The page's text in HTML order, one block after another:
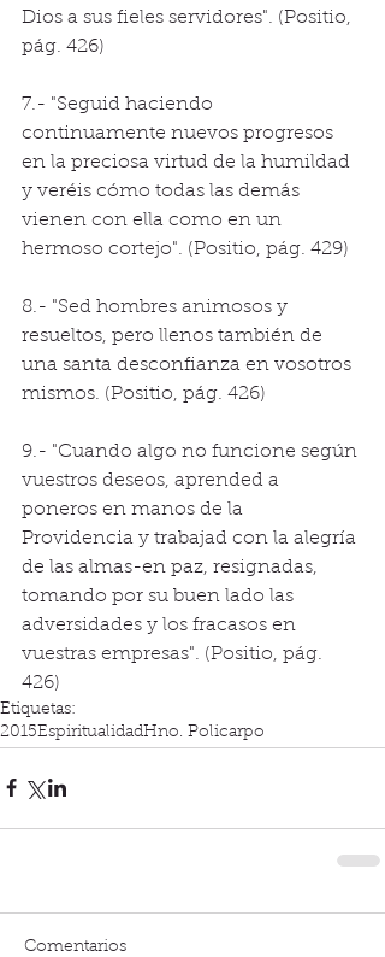
Dios a sus fieles servidores". (Positio,
pág. 426)
7.- "Seguid haciendo
continuamente nuevos progresos
en la preciosa virtud de la humildad
y veréis cómo todas las demás
vienen con ella como en un
hermoso cortejo". (Positio, pág. 429)
8.- "Sed hombres animosos y
resueltos, pero llenos también de
una santa desconfianza en vosotros
mismos. (Positio, pág. 426)
9.- "Cuando algo no funcione según
vuestros deseos, aprended a
poneros en manos de la
Providencia y trabajad con la alegría
de las almas-en paz, resignadas,
tomando por su buen lado las
adversidades y los fracasos en
vuestras empresas". (Positio, pág.
426)
Etiquetas:
2015EspiritualidadHno. Policarpo
Comentarios